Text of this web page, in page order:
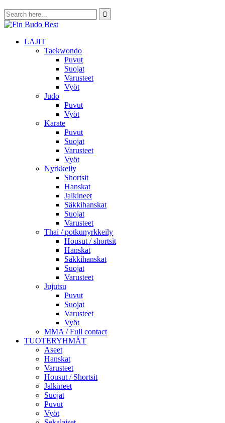
LAJIT
Taekwondo
Puvut
Suojat
Varusteet
Vyöt
Judo
Puvut
Vyöt
Karate
Puvut
Suojat
Varusteet
Vyöt
Nyrkkeily
Shortsit
Hanskat
Jalkineet
Säkkihanskat
Suojat
Varusteet
Thai / potkunyrkkeily
Housut / shortsit
Hanskat
Säkkihanskat
Suojat
Varusteet
Jujutsu
Puvut
Suojat
Varusteet
Vyöt
MMA / Full contact
TUOTERYHMÄT
Aseet
Hanskat
Varusteet
Housut / Shortsit
Jalkineet
Suojat
Puvut
Vyöt